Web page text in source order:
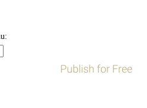
Publish for Free